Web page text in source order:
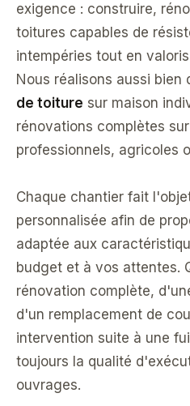
exigence : construire,
toitures capables de
intempéries tout en
Nous réalisons aussi bien
de toiture sur maison
rénovations complètes
professionnels, agricoles
Chaque chantier fait
personnalisée afin de
adaptée aux
budget et à vos attentes.
rénovation complète,
d'un remplacement de
intervention suite à une
toujours la qualité
ouvrages.